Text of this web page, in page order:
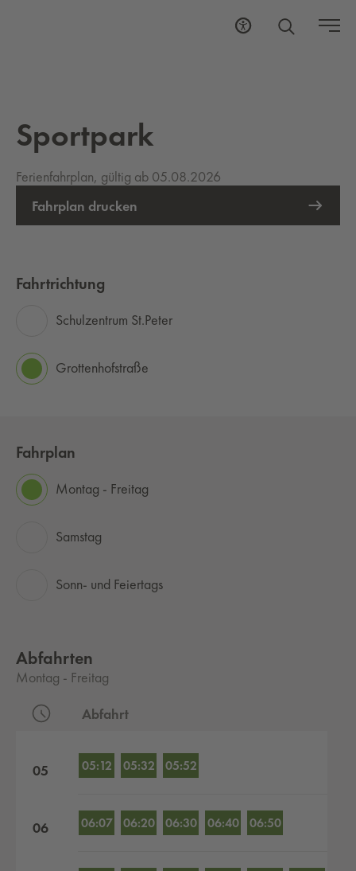
Sportpark
Ferienfahrplan, gültig ab 05.08.2026
Fahrplan drucken
Fahrtrichtung
Schulzentrum St.Peter
Grottenhofstraße
Fahrplan
Montag - Freitag
Samstag
Sonn- und Feiertags
Abfahrten
Montag - Freitag
Abfahrt
05 05:12 05:32 05:52
06 06:07 06:20 06:30 06:40 06:50